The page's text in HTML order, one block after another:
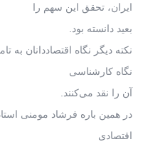
ایران، تحقق این سهم را
بعید دانسته بود.
نکته دیگر نگاه اقتصاددانان
نگاه کارشناسی
آن را نقد می‌کنند.
در همین باره فرشاد مومنی
اقتصادی